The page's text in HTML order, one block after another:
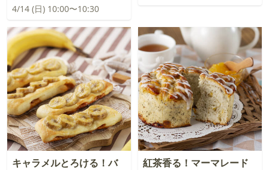
4/14 (日) 10:00〜10:30
キャラメルとろける！バ
紅茶香る！マーマレード